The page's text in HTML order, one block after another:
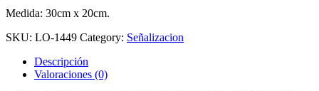
Medida: 30cm x 20cm.
SKU: LO-1449 Category: Señalizacion
Descripción
Valoraciones (0)